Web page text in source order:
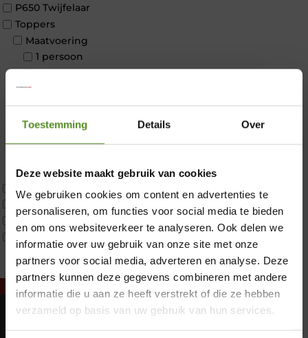
Toestemming Details Over
Deze website maakt gebruik van cookies
We gebruiken cookies om content en advertenties te
personaliseren, om functies voor social media te bieden
en om ons websiteverkeer te analyseren. Ook delen we
informatie over uw gebruik van onze site met onze
partners voor social media, adverteren en analyse. Deze
partners kunnen deze gegevens combineren met andere
informatie die u aan ze heeft verstrekt of die ze hebben
verzameld op basis van uw gebruik van hun services.
P650 Twijfelaar
Toppers
Maatvoering
1 persoon
2 personen
Twijfelaar
Materiaal
Traagschuim
Tweepersoons 1 kern product
Tweepersoons 2 kernen
Showroom Breda
×